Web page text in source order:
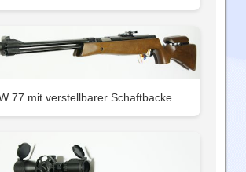
77 mit verstellbarer Schaftbacke